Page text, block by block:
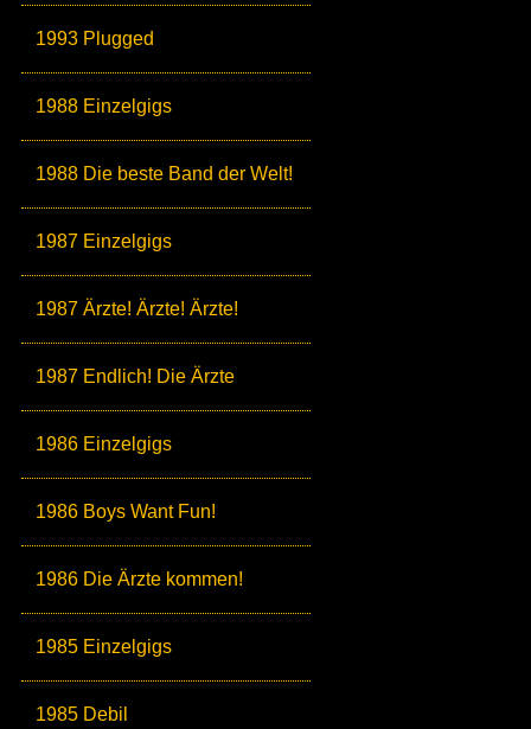
1993 Plugged
1988 Einzelgigs
1988 Die beste Band der Welt!
1987 Einzelgigs
1987 Ärzte! Ärzte! Ärzte!
1987 Endlich! Die Ärzte
1986 Einzelgigs
1986 Boys Want Fun!
1986 Die Ärzte kommen!
1985 Einzelgigs
1985 Debil